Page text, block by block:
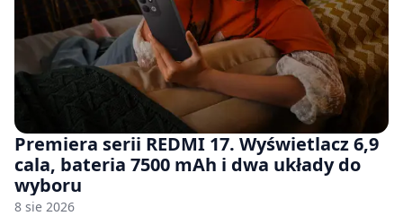
Premiera serii REDMI 17. Wyświetlacz 6,9
cala, bateria 7500 mAh i dwa układy do
wyboru
8 sie 2026